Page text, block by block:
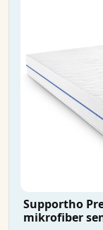
Supportho
mikrofiber